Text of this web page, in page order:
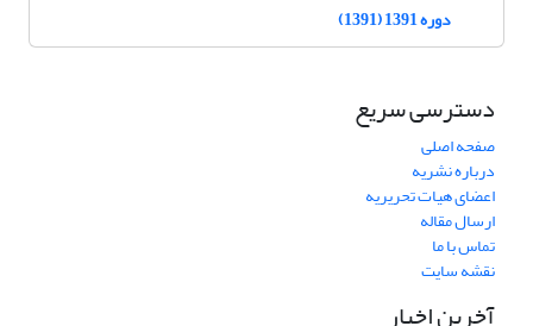
دوره 1391 (1391)
دسترسی سریع
صفحه اصلی
درباره نشریه
اعضای هیات تحریریه
ارسال مقاله
تماس با ما
نقشه سایت
آخرین اخبار